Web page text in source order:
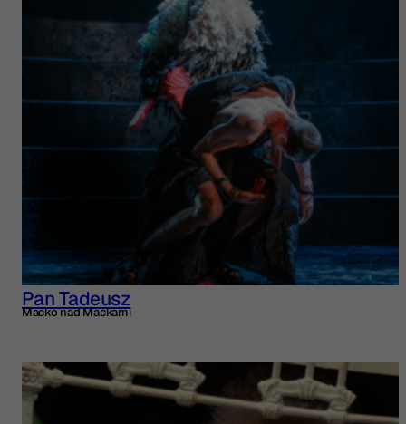
Pan Tadeusz
Maćko nad Maćkami